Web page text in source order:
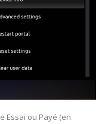
Essai ou Payé (en